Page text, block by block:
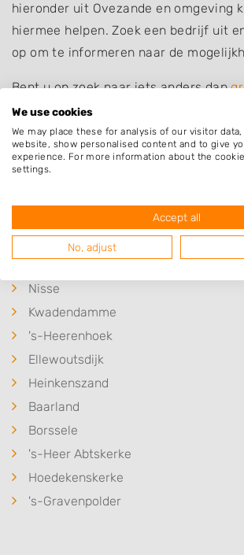
hieronder uit Ovezande en omgeving
hiermee helpen. Zoek een bedrijf uit
op om te informeren naar de
Bent u op zoek naar iets anders dan
dan eens een kijkje op het overzicht
andere bedrijven inOvezande.
Plaatsen in de buurt
Driewegen
Nisse
Kwadendamme
's-Heerenhoek
Ellewoutsdijk
Heinkenszand
Baarland
Borssele
's-Heer Abtskerke
Hoedekenskerke
's-Gravenpolder
We use cookies
We may place these for analysis of our visitor
website, show personalised content and to give
experience. For more information about the
settings.
Accept all
No, adjust